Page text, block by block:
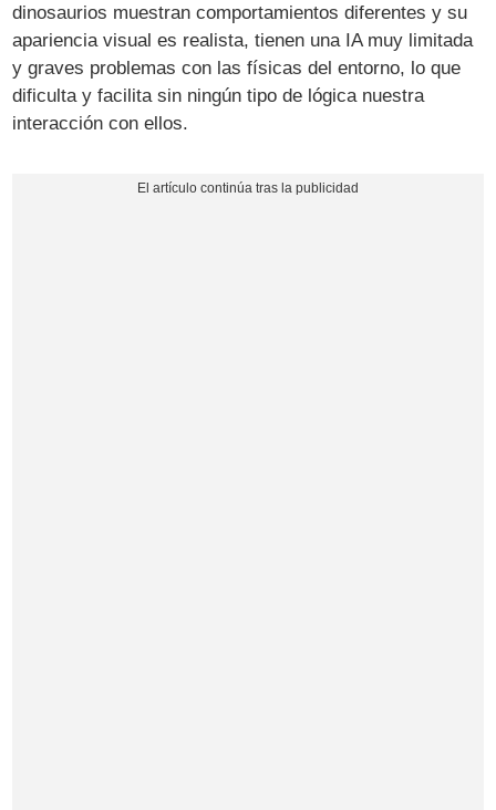
dinosaurios muestran comportamientos diferentes y su
apariencia visual es realista, tienen una IA muy limitada
y graves problemas con las físicas del entorno, lo que
dificulta y facilita sin ningún tipo de lógica nuestra
interacción con ellos.